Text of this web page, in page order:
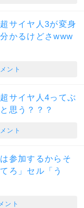
サイヤ人3が変身
かるけどさwww
ント
サイヤ人4ってぶ
思う？？？
ント
参加するからそ
ろ」セル「う
ント